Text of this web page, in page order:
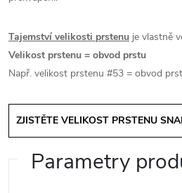
Tajemství velikosti prstenu je vlastně
Velikost prstenu = obvod prstu
Např. velikost prstenu #53 = obvod
ZJISTĚTE VELIKOST PRSTENU
Parametry